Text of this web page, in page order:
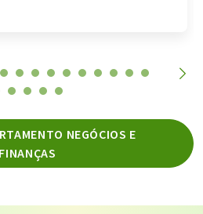
NEGÓCIOS E
FINANÇAS